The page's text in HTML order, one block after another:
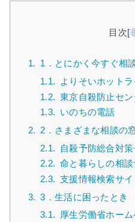
目次[
1. 1．とにかく今すぐ相
1.1.
よりそいホット
1.2. 東京自殺防止セン
1.3. いのちの電話
2. 2．さまざまな相談の
2.1.
自殺予防総合対
2.2. 命と暮らしの相
2.3. 支援情報検索サイ
3. 3．生活に困ったとき
3.1.
厚生労働省ホー